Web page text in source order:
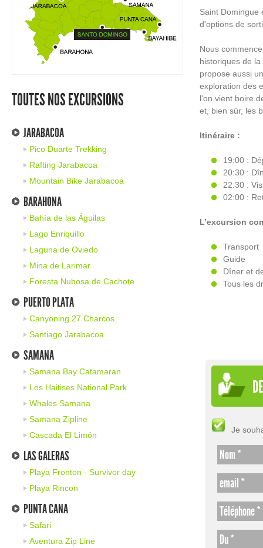
TOUTES NOS EXCURSIONS
JARABACOA
Pico Duarte Trekking
Rafting Jarabacoa
Mountain Bike Jarabacoa
BARAHONA
Bahía de las Águilas
Lago Enriquillo
Laguna de Oviedo
Mina de Larimar
Foresta Nubosa de Cachote
PUERTO PLATA
Canyoning 27 Charcos
Santiago Jarabacoa
SAMANA
Samana Bay Catamaran
Los Haitises National Park
Whales Samana
Samana Zipline
Cascada El Limón
LAS GALERAS
Playa Fronton - Survivor day
Playa Rincon
PUNTA CANA
Safari
Aventura Zip Line
Saint Domingue
d'options de
Nous
historiques de
propose aussi
exploration des
l'on vient boire
et, bien sûr, les
Itinéraire :
19:00 :
20:30 :
22:30 :
02:00 :
L’excursion
Transport
Guide
Dîner et
Tous les
Je
Nom *
email *
Téléphone *
Du *